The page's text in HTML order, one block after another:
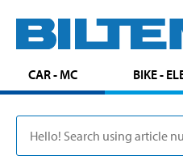
CAR - MC BIKE -